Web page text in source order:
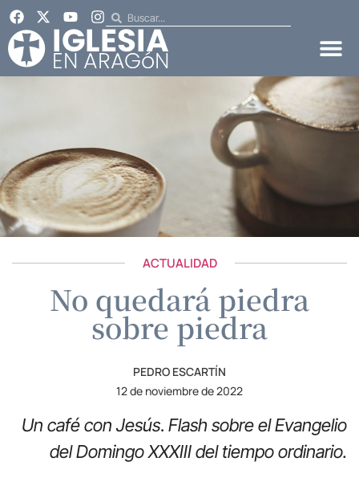
ACTUALIDAD
No quedará piedra
sobre piedra
PEDRO ESCARTÍN
12 de noviembre de 2022
Un café con Jesús. Flash sobre el Evangelio
del Domingo XXXIII del tiempo ordinario.